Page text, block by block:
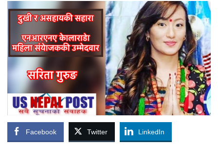
Facebook Twitter LinkedIn